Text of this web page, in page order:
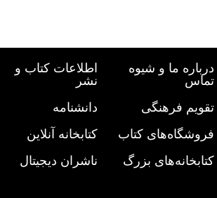
درباره ما و شیوه
تماس
تقویم فرهنگی
فروشگاه‌های کتاب
کتابخانه‌های بزرگ
اطلاعات کتاب و
نشر
دانشنامه
کتابخانه آنلاین
ناشران دیجیتال